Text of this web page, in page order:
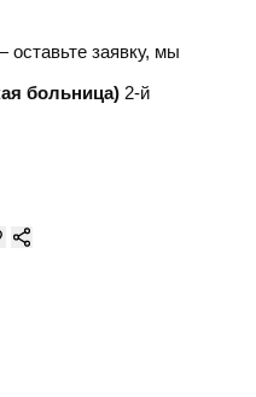
заявку, мы
больница) 2-й